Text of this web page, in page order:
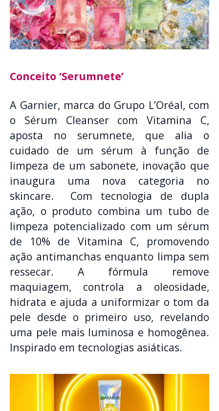
Conceito ‘Serumnete’
A Garnier, marca do Grupo L’Oréal, com
o Sérum Cleanser com Vitamina C,
aposta no serumnete, que alia o
cuidado de um sérum à função de
limpeza de um sabonete, inovação que
inaugura uma nova categoria no
skincare. Com tecnologia de dupla
ação, o produto combina um tubo de
limpeza potencializado com um sérum
de 10% de Vitamina C, promovendo
ação antimanchas enquanto limpa sem
ressecar. A fórmula remove
maquiagem, controla a oleosidade,
hidrata e ajuda a uniformizar o tom da
pele desde o primeiro uso, revelando
uma pele mais luminosa e homogênea.
Inspirado em tecnologias asiáticas.